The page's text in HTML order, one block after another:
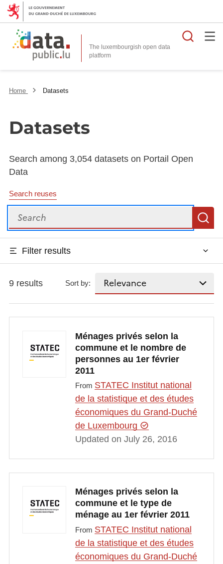
The luxembourgish open data
platform
Home Datasets
Datasets
Search among 3,054 datasets on Portail Open
Data
Search reuses
Search
Filter results
9 results Sort by:
Ménages privés selon la
commune et le nombre de
personnes au 1er février
2011
From STATEC Institut national
de la statistique et des études
économiques du Grand-Duché
de Luxembourg
Updated on July 26, 2016
Ménages privés selon la
commune et le type de
ménage au 1er février 2011
From STATEC Institut national
de la statistique et des études
économiques du Grand-Duché